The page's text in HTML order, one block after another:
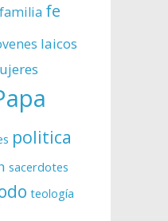
familia fe
laicos
politica
sacerdotes
teología